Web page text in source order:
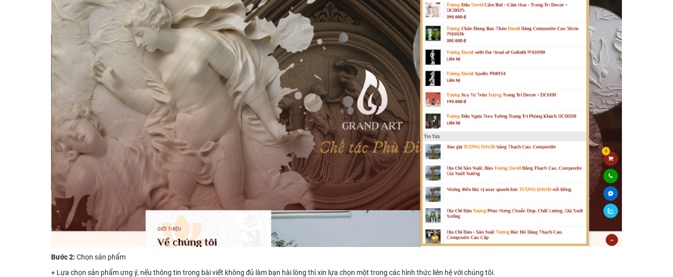
Bước 2: Chọn sản phẩm
+ Lựa chọn sản phẩm ưng ý, nếu thông tin trong bài viết không đủ làm bạn hài lòng thì xin lựa chọn một trong các hình thức liên hệ với chúng tôi.